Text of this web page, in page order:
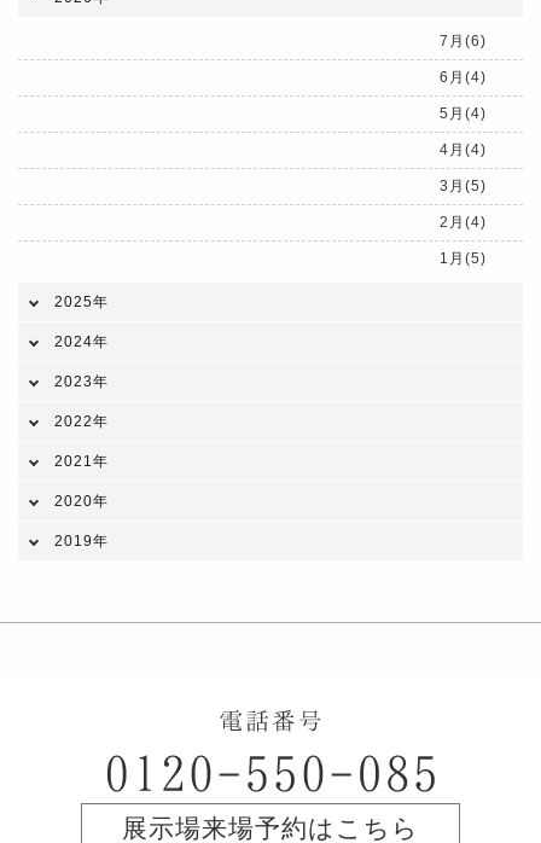
7月(6)
6月(4)
5月(4)
4月(4)
3月(5)
2月(4)
1月(5)
2025年
2024年
2023年
2022年
2021年
2020年
2019年
展示場来場予約はこちら